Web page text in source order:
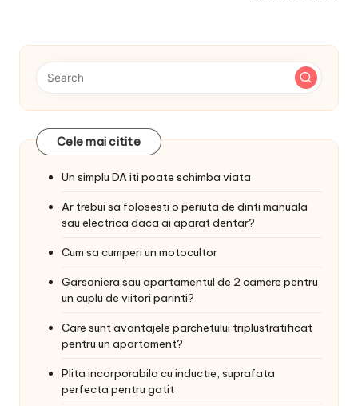
Cele mai citite
Un simplu DA iti poate schimba viata
Ar trebui sa folosesti o periuta de dinti manuala
sau electrica daca ai aparat dentar?
Cum sa cumperi un motocultor
Garsoniera sau apartamentul de 2 camere pentru
un cuplu de viitori parinti?
Care sunt avantajele parchetului triplustratificat
pentru un apartament?
Plita incorporabila cu inductie, suprafata
perfecta pentru gatit